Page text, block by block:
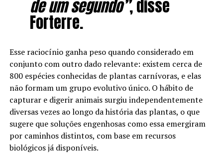
de um segundo”, disse
Forterre.
Esse raciocínio ganha peso quando considerado em
conjunto com outro dado relevante: existem cerca de
800 espécies conhecidas de plantas carnívoras, e elas
não formam um grupo evolutivo único. O hábito de
capturar e digerir animais surgiu independentemente
diversas vezes ao longo da história das plantas, o que
sugere que soluções engenhosas como essa emergiram
por caminhos distintos, com base em recursos
biológicos já disponíveis.